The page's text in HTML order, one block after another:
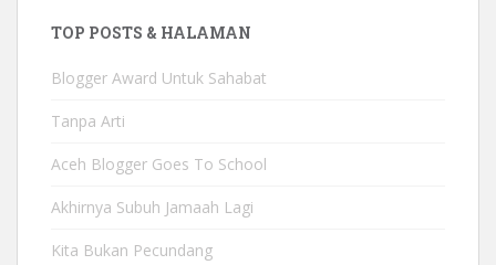
TOP POSTS & HALAMAN
Blogger Award Untuk Sahabat
Tanpa Arti
Aceh Blogger Goes To School
Akhirnya Subuh Jamaah Lagi
Kita Bukan Pecundang